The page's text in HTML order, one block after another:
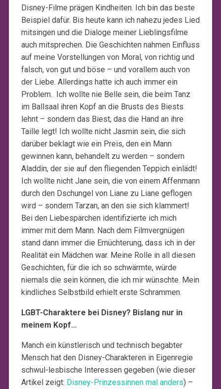
Disney-Filme prägen Kindheiten. Ich bin das beste
Beispiel dafür. Bis heute kann ich nahezu jedes Lied
mitsingen und die Dialoge meiner Lieblingsfilme
auch mitsprechen. Die Geschichten nahmen Einfluss
auf meine Vorstellungen von Moral, von richtig und
falsch, von gut und böse – und vorallem auch von
der Liebe. Allerdings hatte ich auch immer ein
Problem. Ich wollte nie Belle sein, die beim Tanz
im Ballsaal ihren Kopf an die Brusts des Biests
lehnt – sondern das Biest, das die Hand an ihre
Taille legt! Ich wollte nicht Jasmin sein, die sich
darüber beklagt wie ein Preis, den ein Mann
gewinnen kann, behandelt zu werden – sondern
Aladdin, der sie auf den fliegenden Teppich einlädt!
Ich wollte nicht Jane sein, die von einem Affenmann
durch den Dschungel von Liane zu Liane geflogen
wird – sondern Tarzan, an den sie sich klammert!
Bei den Liebespärchen identifizierte ich mich
immer mit dem Mann. Nach dem Filmvergnügen
stand dann immer die Ernüchterung, dass ich in der
Realität ein Mädchen war. Meine Rolle in all diesen
Geschichten, für die ich so schwärmte, würde
niemals die sein können, die ich mir wünschte. Mein
kindliches Selbstbild erhielt erste Schrammen.
LGBT-Charaktere bei Disney? Bislang nur in
meinem Kopf…
Manch ein künstlerisch und technisch begabter
Mensch hat den Disney-Charakteren in Eigenregie
schwul-lesbische Interessen gegeben (wie dieser
Artikel zeigt: Disney-Prinzessinnen mal anders) –